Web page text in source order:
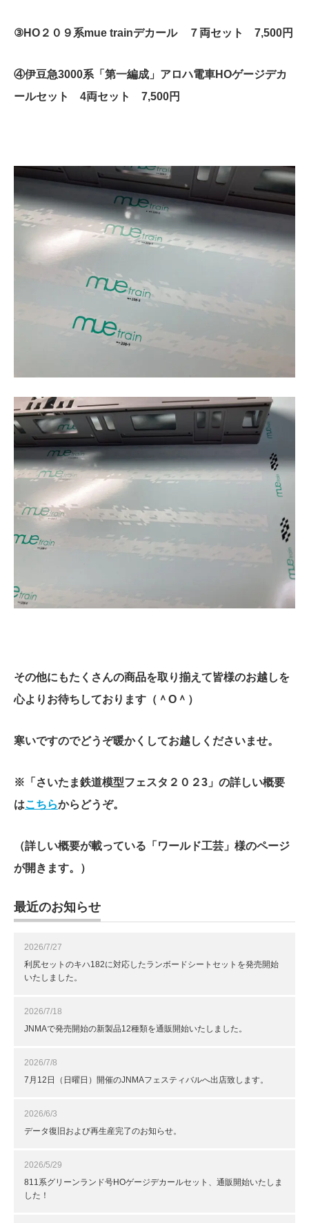
③HO２０９系mue trainデカール ７両セット 7,500円
④伊豆急3000系「第一編成」アロハ電車HOゲージデカ
ールセット
4両セット 7,500円
その他にもたくさんの商品を取り揃えて皆様のお越しを
心よりお待ちしております（＾O＾）
寒いですのでどうぞ暖かくしてお越しくださいませ。
※「さいたま鉄道模型フェスタ２０２3」の詳しい概要
はこちらからどうぞ。
（詳しい概要が載っている「ワールド工芸」様のページ
が開きます。）
最近のお知らせ
2026/7/27
利尻セットのキハ182に対応したランボードシートセットを発売開始
いたしました。
2026/7/18
JNMAで発売開始の新製品12種類を通販開始いたしました。
2026/7/8
7月12日（日曜日）開催のJNMAフェスティバルへ出店致します。
2026/6/3
データ復旧および再生産完了のお知らせ。
2026/5/29
811系グリーンランド号HOゲージデカールセット、通販開始いたしま
した！